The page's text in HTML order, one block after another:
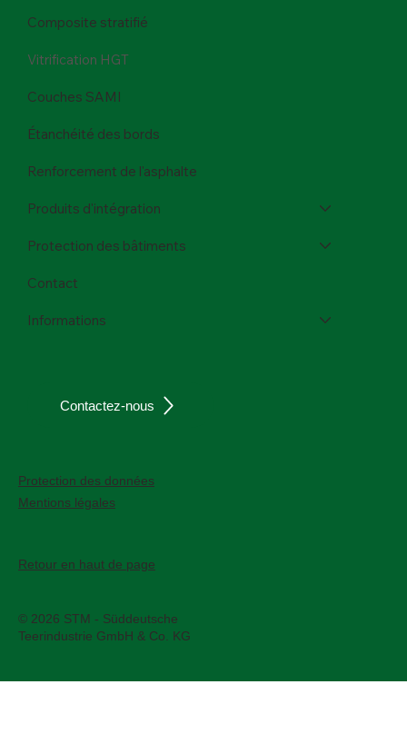
Composite stratifié
Vitrification HGT
Couches SAMI
Étanchéité des bords
Renforcement de l'asphalte
Produits d'intégration
Protection des bâtiments
Contact
Informations
Contactez-nous
Protection des données
Mentions légales
Retour en haut de page
© 2026 STM - Süddeutsche
Teerindustrie GmbH & Co. KG